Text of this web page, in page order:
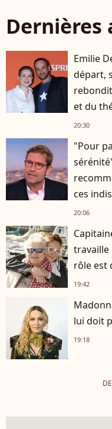
Emilie
départ,
et du
20:30
"Pour
ces
20:06
travaille
rôle est
19:42
lui doit
19:18